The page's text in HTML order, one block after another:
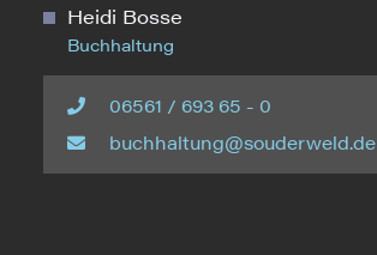
Heidi Bosse
Buchhaltung
06561 / 693 65 - 0
buchhaltung@souderweld.de